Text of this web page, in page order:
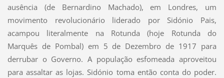
ausência (de Bernardino Machado), em Londres, um
movimento revolucionário liderado por Sidónio Pais,
acampou literalmente na Rotunda (hoje Rotunda do
Marquês de Pombal) em 5 de Dezembro de 1917 para
derrubar o Governo. A população esfomeada aproveitou
para assaltar as lojas. Sidónio toma então conta do poder.